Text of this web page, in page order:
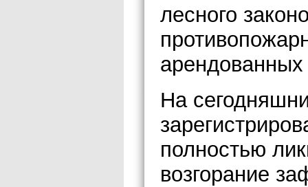
лесного
арендованных
На
полностью
возгорание